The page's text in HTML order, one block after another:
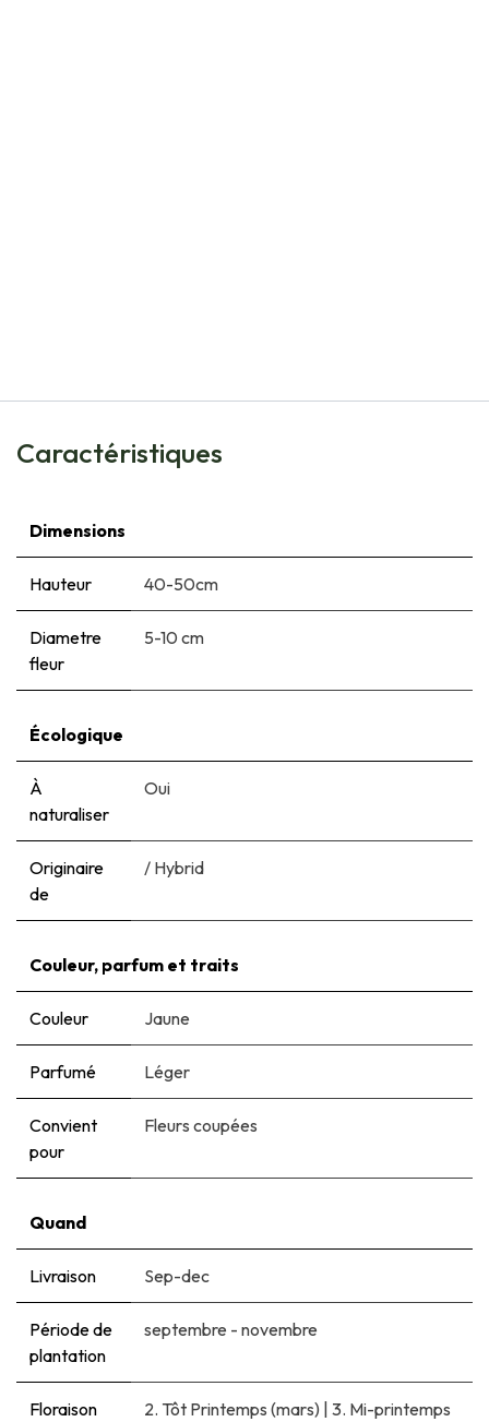
Caractéristiques
Dimensions
Hauteur 40-50cm
Diametre
fleur
5-10 cm
Écologique
À
naturaliser
Oui
Originaire
de
/ Hybrid
Couleur, parfum et traits
Couleur Jaune
Parfumé Léger
Convient
pour
Fleurs coupées
Quand
Livraison Sep-dec
Période de
plantation
septembre - novembre
Floraison 2. Tôt Printemps (mars) 3. Mi-printemps